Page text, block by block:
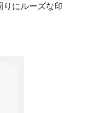
りにルーズな印